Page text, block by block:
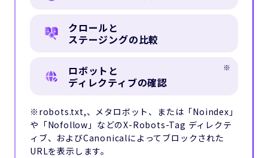
クロールと
ステージングの比較
ロボットと
ディレクティブの確認
※robots.txt,、メタロボット、または「Noindex」
や「Nofollow」などのX-Robots-Tag ディレクテ
ィブ、およびCanonicalによってブロックされた
URLを表示します。